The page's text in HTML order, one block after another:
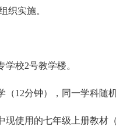
织实施。
学校2号教学楼。
（12分钟），同一学科随
现使用的七年级上册教材